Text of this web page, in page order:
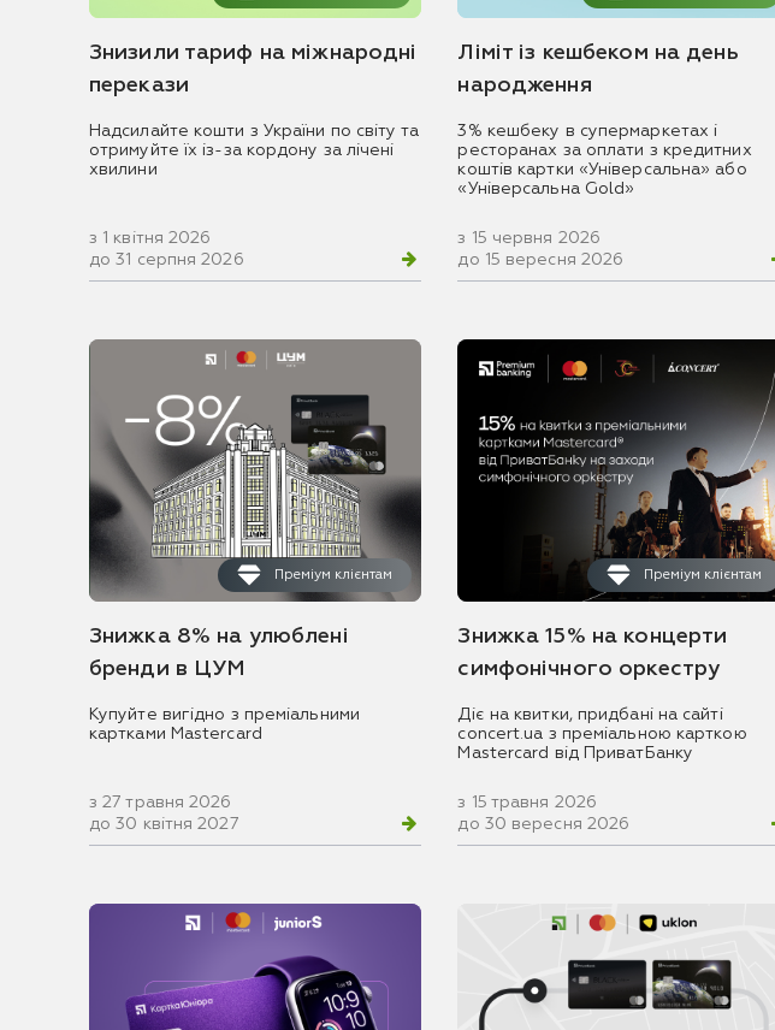
Знизили тариф на міжнародні
перекази
Надсилайте кошти з України по світу та
отримуйте їх із-за кордону за лічені
хвилини
з 1 квітня 2026
до 31 серпня 2026
Ліміт із кешбеком на день
народження
3% кешбеку в супермаркетах і
ресторанах за оплати з кредитних
коштів картки «Універсальна» або
«Універсальна Gold»
з 15 червня 2026
до 15 вересня 2026
Преміум клієнтам
Знижка 8% на улюблені
бренди в ЦУМ
Купуйте вигідно з преміальними
картками Mastercard
з 27 травня 2026
до 30 квітня 2027
Преміум клієнтам
Знижка 15% на концерти
симфонічного оркестру
Діє на квитки, придбані на сайті
concert.ua з преміальною карткою
Mastercard від ПриватБанку
з 15 травня 2026
до 30 вересня 2026